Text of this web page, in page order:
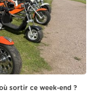
sortir ce week-end ?